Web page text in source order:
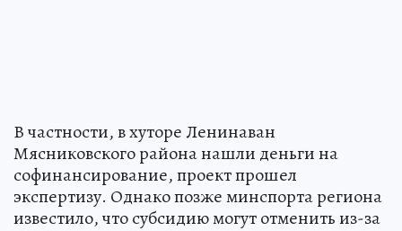
В частности, в хуторе Ленинаван
Мясниковского района нашли деньги на
софинансирование, проект прошел
экспертизу. Однако позже минспорта региона
известило, что субсидию могут отменить из-за